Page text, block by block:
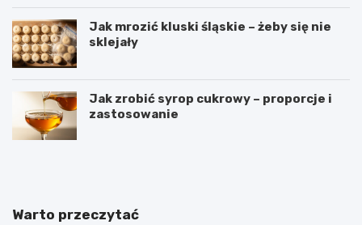
Jak mrozić kluski śląskie – żeby się nie
sklejały
Jak zrobić syrop cukrowy – proporcje i
zastosowanie
B
y
S
t
Warto przeczytać